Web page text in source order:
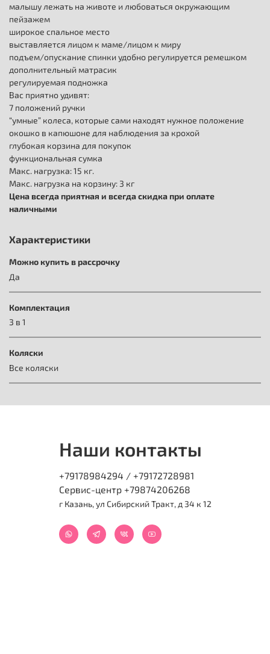
малышу лежать на животе и любоваться окружающим
пейзажем
широкое спальное место
выставляется лицом к маме/лицом к миру
подъем/опускание спинки удобно регулируется ремешком
дополнительный матрасик
регулируемая подножка
Вас приятно удивят:
7 положений ручки
“умные” колеса, которые сами находят нужное положение
окошко в капюшоне для наблюдения за крохой
глубокая корзина для покупок
функциональная сумка
Макс. нагрузка: 15 кг.
Макс. нагрузка на корзину: 3 кг
Цена всегда приятная и всегда скидка при оплате
наличными
Характеристики
Можно купить в рассрочку
Да
Комплектация
3 в 1
Коляски
Все коляски
Наши контакты
+79178984294 / +79172728981
Сервис-центр +79874206268
г Казань, ул Сибирский Тракт, д 34 к 12